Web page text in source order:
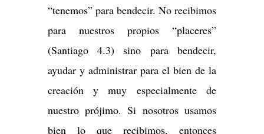
“tenemos” para bendecir. No recibimos
para nuestros propios “placeres”
(Santiago 4.3) sino para bendecir,
ayudar y administrar para el bien de la
creación y muy especialmente de
nuestro prójimo. Si nosotros usamos
bien lo que recibimos, entonces